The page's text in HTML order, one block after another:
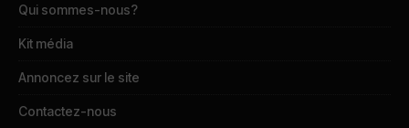
Qui sommes-nous?
Kit média
Annoncez sur le site
Contactez-nous